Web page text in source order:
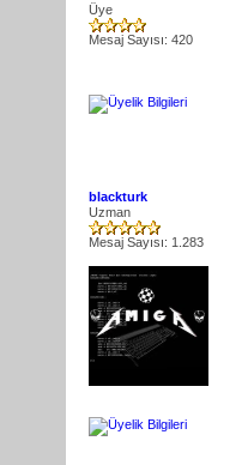
Üye
Mesaj Sayısı: 420
blackturk
Uzman
Mesaj Sayısı: 1.283